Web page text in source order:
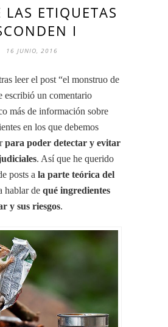
LAS ETIQUETAS
I
16 JUNIO, 2016
leer el post “el monstruo de
escribió un comentario
más de información sobre
en los que debemos
para poder detectar y evitar
. Así que he querido
posts a la parte teórica del
hablar de qué ingredientes
y sus riesgos.